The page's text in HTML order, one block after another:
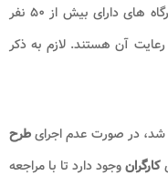
در کارگاه ‌های دارای بیش از ۵۰ نفر
رعایت آن هستند. لازم به ذکر
شد، در صورت عدم اجرایطرح
کارگرانوجود دارد تا با مراجعه